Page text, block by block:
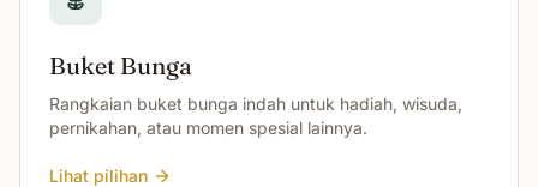
Buket Bunga
Rangkaian buket bunga indah untuk hadiah, wisuda,
pernikahan, atau momen spesial lainnya.
Lihat pilihan